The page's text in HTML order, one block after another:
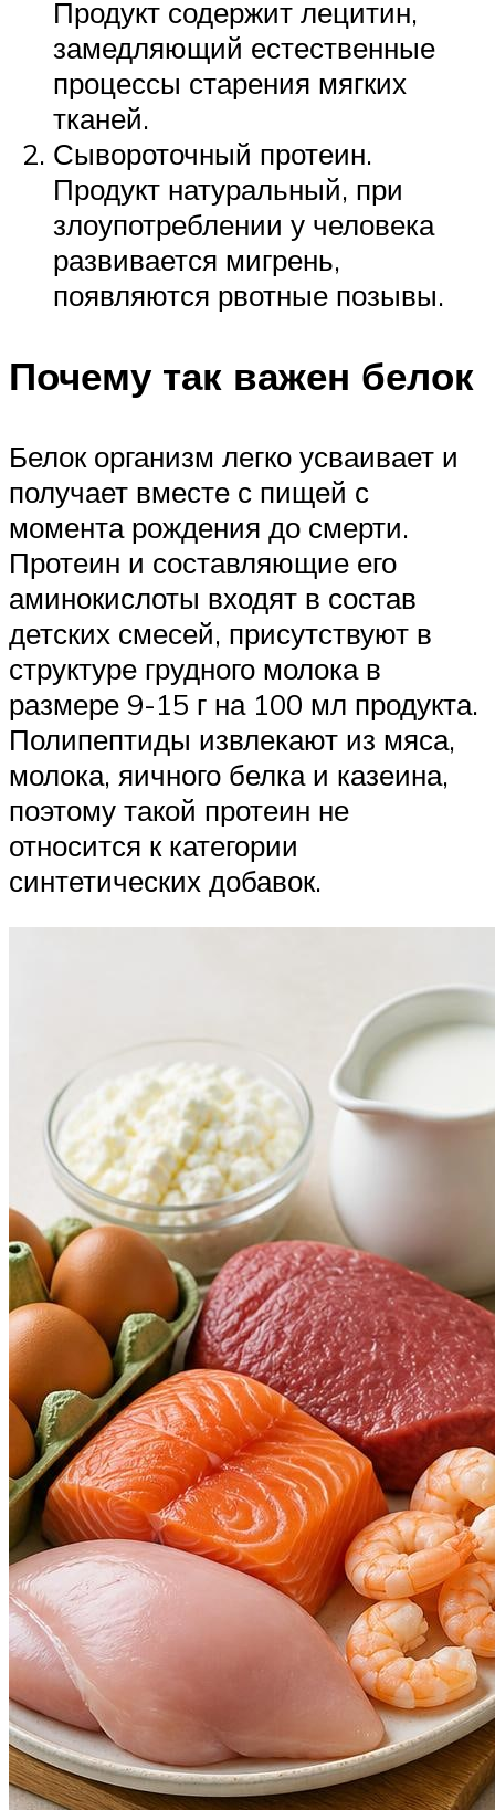
Продукт содержит лецитин,
замедляющий естественные
процессы старения мягких
тканей.
Сывороточный протеин.
Продукт натуральный, при
злоупотреблении у человека
развивается мигрень,
появляются рвотные позывы.
Почему так важен белок
Белок организм легко усваивает и
получает вместе с пищей с
момента рождения до смерти.
Протеин и составляющие его
аминокислоты входят в состав
детских смесей, присутствуют в
структуре грудного молока в
размере 9-15 г на 100 мл продукта.
Полипептиды извлекают из мяса,
молока, яичного белка и казеина,
поэтому такой протеин не
относится к категории
синтетических добавок.